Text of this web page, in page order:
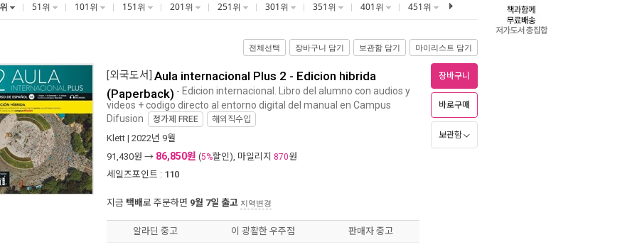
51위 101위 151위 201위 251위 301위 351위 401위 451위
전체선택 장바구니 담기 보관함 담기 마이리스트 담기
[외국도서] Aula internacional Plus 2 - Edicion hibrida
(Paperback) - Edicion internacional. Libro del alumno con audios y
videos + codigo directo al entorno digital del manual en Campus
Difusion
정가제 FREE 해외직수입
Klett | 2022년 9월
91,430원 → 86,850원 (5%할인), 마일리지 870원
세일즈포인트 : 110
지금 택배로 주문하면 9월 7일 출고 지역변경
장바구니
바로구매
보관함
알라딘 중고 이 광활한 우주점 판매자 중고